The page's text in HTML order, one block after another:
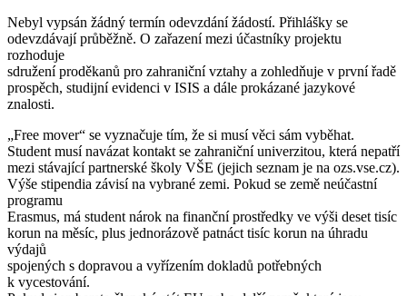
Nebyl vypsán žádný termín odevzdání žádostí. Přihlášky se
odevzdávají průběžně. O zařazení mezi účastníky projektu
rozhoduje
sdružení proděkanů pro zahraniční vztahy a zohledňuje v první řadě
prospěch, studijní evidenci v ISIS a dále prokázané jazykové
znalosti.
„Free mover“ se vyznačuje tím, že si musí věci sám vyběhat.
Student musí navázat kontakt se zahraniční univerzitou, která nepatří
mezi stávající partnerské školy VŠE (jejich seznam je na ozs.vse.cz).
Výše stipendia závisí na vybrané zemi. Pokud se země neúčastní
programu
Erasmus, má student nárok na finanční prostředky ve výši deset tisíc
korun na měsíc, plus jednorázově patnáct tisíc korun na úhradu
výdajů
spojených s dopravou a vyřízením dokladů potřebných
k vycestování.